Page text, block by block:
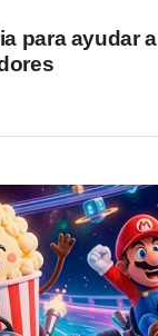
para ayudar a